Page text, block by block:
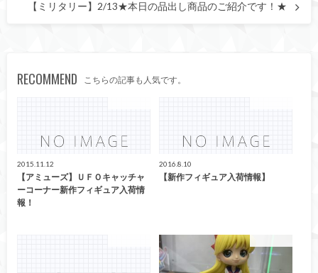
【ミリタリー】2/13★本日の品出し商品のご紹介です！★
RECOMMEND こちらの記事も人気です。
2015.11.12
【アミューズ】ＵＦＯキャッチャ
ーコーナー新作フィギュア入荷情
報！
2016.8.10
【新作フィギュア入荷情報】